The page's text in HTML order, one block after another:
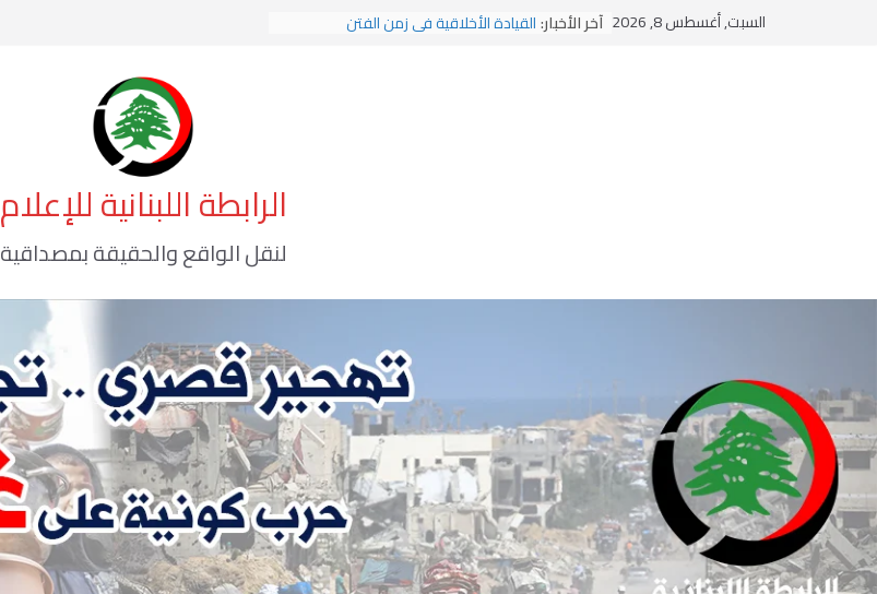
السبت, أغسطس 8, 2026 آخر الأخبار:القيادة الأخلاقية في زمن الفتن
الرابطة اللبنانية للإعلام
لنقل الواقع والحقيقة بمصداقية